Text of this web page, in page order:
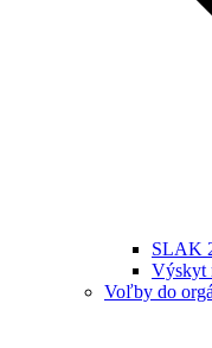
SLAK
Výskyt
Voľby do